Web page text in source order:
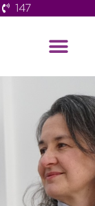
147